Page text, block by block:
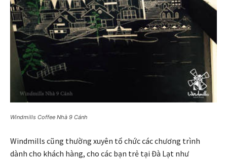
Windmills Coffee Nhà 9 Cánh
Windmills cũng thường xuyên tổ chức các chương trình
dành cho khách hàng, cho các bạn trẻ tại Đà Lạt như